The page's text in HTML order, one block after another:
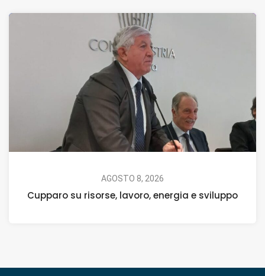
AGOSTO 8, 2026
Cupparo su risorse, lavoro, energia e sviluppo